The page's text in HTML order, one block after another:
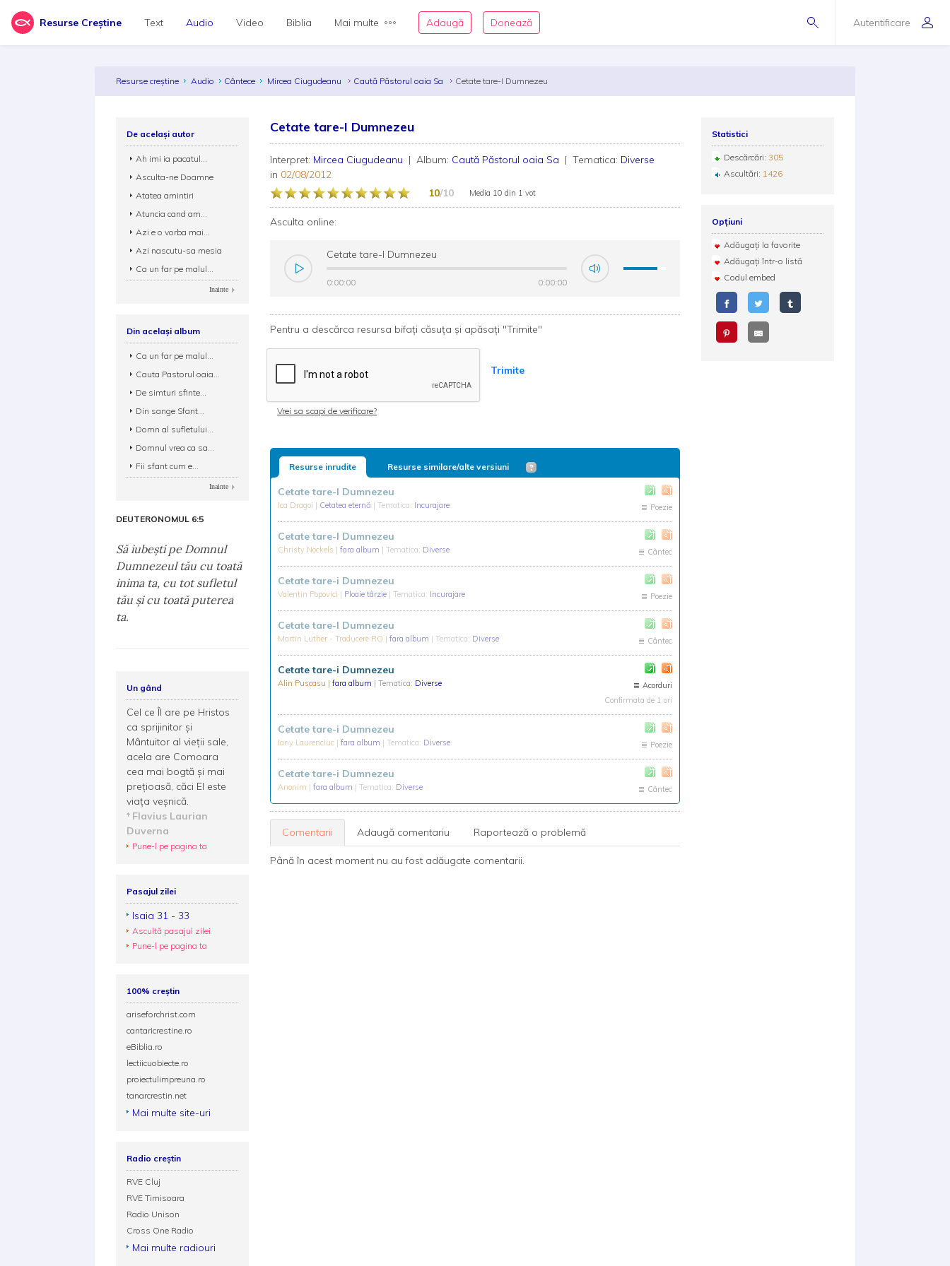
Resurse Creștine Autentificare
Text Audio Video Biblia Mai multe Adaugă Donează
Resurse creștine Audio Cântece Mircea Ciugudeanu Caută Păstorul oaia Sa Cetate tare-I Dumnezeu
Cetate tare-I Dumnezeu
Interpret: Mircea Ciugudeanu | Album: Caută Păstorul oaia Sa | Tematica: Diverse
in 02/08/2012
10/10 Media 10 din 1 vot
Asculta online:
Cetate tare-I Dumnezeu
0:00:00 0:00:00
0:00:00 0:00:00
Pentru a descărca resursa bifați căsuța și apăsați "Trimite"
Trimite
Vrei sa scapi de verificare?
Resurse inrudite Resurse similare/alte versiuni
Cetate tare-I Dumnezeu
Ica Dragoi | Cetatea eternă | Tematica: Incurajare Poezie
Cetate tare-I Dumnezeu
Christy Nockels | fara album | Tematica: Diverse Cântec
Cetate tare-i Dumnezeu
Valentin Popovici | Ploaie târzie | Tematica: Incurajare Poezie
Cetate tare-I Dumnezeu
Martin Luther - Traducere RO | fara album | Tematica: Diverse Cântec
Cetate tare-i Dumnezeu
Alin Puscasu | fara album | Tematica: Diverse
Acorduri
Confirmata de 1 ori
Cetate tare-i Dumnezeu
Iany Laurenciuc | fara album | Tematica: Diverse Poezie
Cetate tare-i Dumnezeu
Anonim | fara album | Tematica: Diverse Cântec
Comentarii Adaugă comentariu Raportează o problemă
Până în acest moment nu au fost adăugate comentarii.
Statistici
Descărcări: 305
Ascultări: 1426
Opțiuni
Adăugați la favorite
Adăugați într-o listă
Codul embed
De același autor
Ah imi ia pacatul...
Asculta-ne Doamne
Atatea amintiri
Atuncia cand am...
Azi e o vorba mai...
Azi nascutu-sa mesia
Ca un far pe malul...
Inainte
Din același album
Ca un far pe malul...
Cauta Pastorul oaia...
De simturi sfinte...
Din sange Sfant...
Domn al sufletului...
Domnul vrea ca sa...
Fii sfant cum e...
Inainte
DEUTERONOMUL 6:5
Să iubeşti pe Domnul
Dumnezeul tău cu toată
inima ta, cu tot sufletul
tău şi cu toată puterea
ta.
Un gând
Cel ce Îl are pe Hristos
ca sprijinitor şi
Mântuitor al vieţii sale,
acela are Comoara
cea mai bogtă şi mai
preţioasă, căci El este
viaţa veşnică.
Flavius Laurian
Duverna
Pune-l pe pagina ta
Pasajul zilei
Isaia 31 - 33
Ascultă pasajul zilei
Pune-l pe pagina ta
100% creștin
ariseforchrist.com
cantaricrestine.ro
eBiblia.ro
lectiicuobiecte.ro
proiectulimpreuna.ro
tanarcrestin.net
Mai multe site-uri
Radio creștin
RVE Cluj
RVE Timisoara
Radio Unison
Cross One Radio
Mai multe radiouri